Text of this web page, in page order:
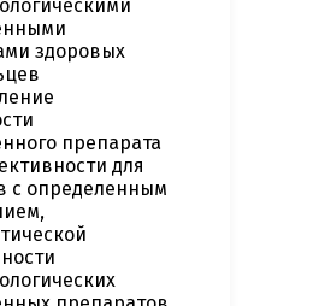
здоровых
препарата
для
с определенным